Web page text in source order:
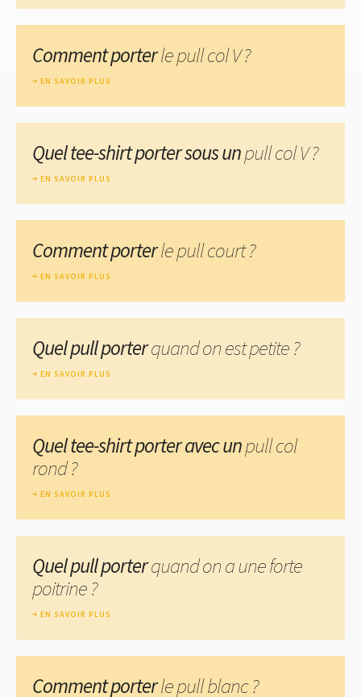
Comment porterle pull col V ?
EN SAVOIR PLUS
Quel tee-shirt porter sous unpull col V ?
EN SAVOIR PLUS
Comment porterle pull court ?
EN SAVOIR PLUS
Quel pull porterquand on est petite ?
EN SAVOIR PLUS
Quel tee-shirt porter avec unpull col
rond ?
EN SAVOIR PLUS
Quel pull porterquand on a une forte
poitrine ?
EN SAVOIR PLUS
Comment porterle pull blanc ?